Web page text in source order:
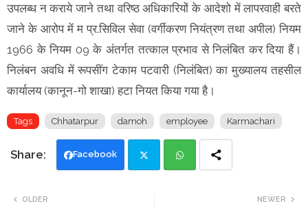
उपलब्ध न कराये जाने तथा वरिष्ठ अधिकारियों के आदेशो में लापरवाही बरते
जाने के आरोप में म प्र.सिविल सेवा (वर्गीकरण नियंत्रण तथा अपील) नियम
1966 के नियम 09 के अंतर्गत तत्काल प्रभाव से निलंबित कर दिया हैं।
निलंबन अवधि में रूपसींग टेकाम पटवारी (निलंबित) का मुख्यालय तहसील
कार्यालय (कानून-गो शाखा) हटा नियत किया गया है।
Tags Chhatarpur damoh employee Karmachari
Facebook
NEWER
OLDER